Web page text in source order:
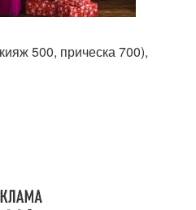
500, прическа 700),